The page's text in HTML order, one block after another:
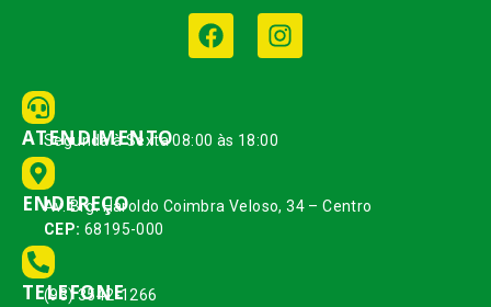
ATENDIMENTO
Segunda à Sexta 08:00 às 18:00
ENDEREÇO
Av. Brg. Haroldo Coimbra Veloso, 34 – Centro
CEP: 68195-000
TELEFONE
(93) 3542-1266